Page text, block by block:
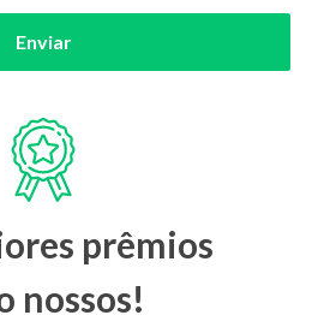
Enviar
prêmios
nossos!